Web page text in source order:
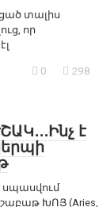
տալիս
որ
0 298
է
սպասվում
ԽՈՅ (Aries,